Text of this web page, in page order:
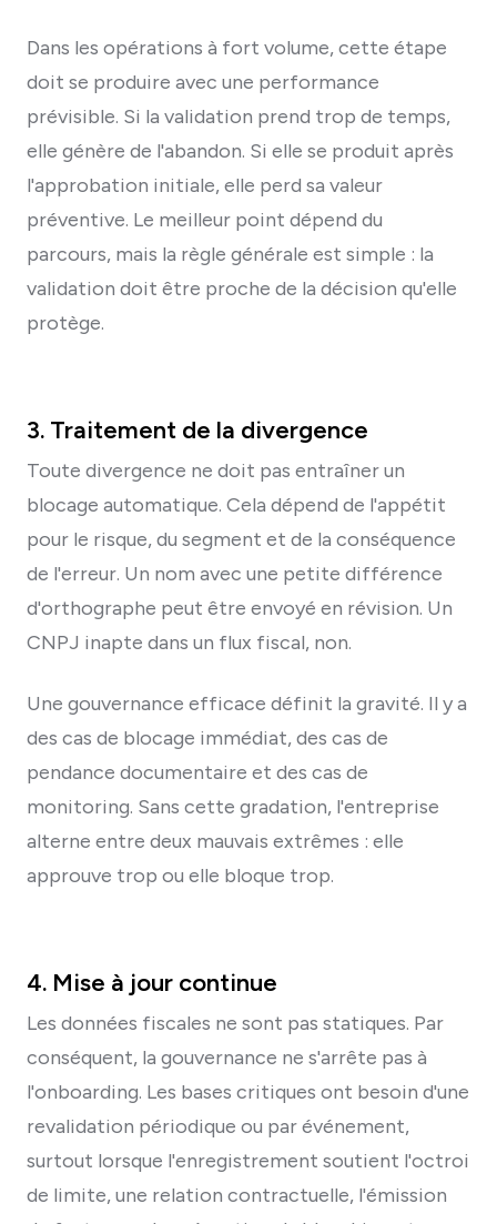
Dans les opérations à fort volume, cette étape
doit se produire avec une performance
prévisible. Si la validation prend trop de temps,
elle génère de l'abandon. Si elle se produit après
l'approbation initiale, elle perd sa valeur
préventive. Le meilleur point dépend du
parcours, mais la règle générale est simple : la
validation doit être proche de la décision qu'elle
protège.
3. Traitement de la divergence
Toute divergence ne doit pas entraîner un
blocage automatique. Cela dépend de l'appétit
pour le risque, du segment et de la conséquence
de l'erreur. Un nom avec une petite différence
d'orthographe peut être envoyé en révision. Un
CNPJ inapte dans un flux fiscal, non.
Une gouvernance efficace définit la gravité. Il y a
des cas de blocage immédiat, des cas de
pendance documentaire et des cas de
monitoring. Sans cette gradation, l'entreprise
alterne entre deux mauvais extrêmes : elle
approuve trop ou elle bloque trop.
4. Mise à jour continue
Les données fiscales ne sont pas statiques. Par
conséquent, la gouvernance ne s'arrête pas à
l'onboarding. Les bases critiques ont besoin d'une
revalidation périodique ou par événement,
surtout lorsque l'enregistrement soutient l'octroi
de limite, une relation contractuelle, l'émission